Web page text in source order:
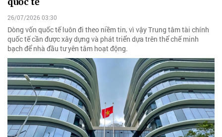
26/07/2026 03:30
Dòng vốn quốc tế luôn đi theo niềm tin, vì vậy Trung tâm tài chính
quốc tế cần được xây dựng và phát triển dựa trên thể chế minh
bạch để nhà đầu tư yên tâm hoạt động.